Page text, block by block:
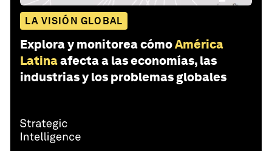
LA VISIÓN GLOBAL
Explora y monitorea cómoAmérica
Latinaafecta a las economías, las
industrias y los problemas globales